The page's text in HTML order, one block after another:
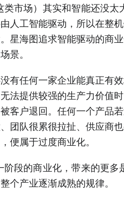
类市场）其实和智能还没太
人工智能驱动，所以在整
星海图追求智能驱动的商
景。
有任何一家企业能真正有
法提供较强的生产力价值
客户退回。任何一个产品
团队很累很拉扯、供应商
便属于过度商业化。
阶段的商业化，带来的更多
个产业逐渐成熟的规律。